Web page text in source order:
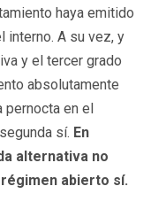
haya emitido
interno. A su vez, y
y el tercer grado
absolutamente
pernocta en el
sí. En
alternativa no
abierto sí.